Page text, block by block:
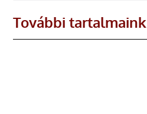
További tartalmaink